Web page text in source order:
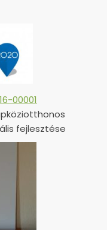
00001
fejlesztése